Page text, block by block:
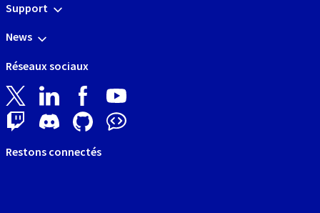
Support
News
Réseaux sociaux
Restons connectés